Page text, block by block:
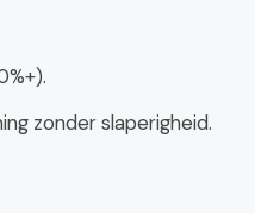
zonder slaperigheid.